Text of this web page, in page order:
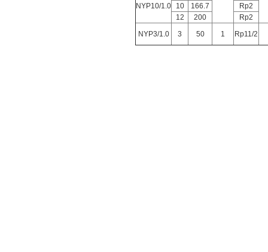
NYP10/1.0 10 166.7
Rp2
12
200
Rp2
NYP3/1.0
3 50 1 Rp11/2